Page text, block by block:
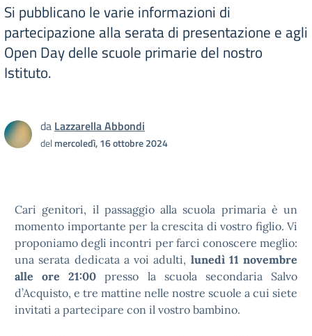
Si pubblicano le varie informazioni di
partecipazione alla serata di presentazione e agli
Open Day delle scuole primarie del nostro
Istituto.
da Lazzarella Abbondi
delmercoledì, 16 ottobre 2024
Cari genitori, il passaggio alla scuola primaria è un
momento importante per la crescita di vostro figlio. Vi
proponiamo degli incontri per farci conoscere meglio:
una serata dedicata a voi adulti, lunedì 11 novembre
alle ore 21:00 presso la scuola secondaria Salvo
d’Acquisto, e tre mattine nelle nostre scuole a cui siete
invitati a partecipare con il vostro bambino.